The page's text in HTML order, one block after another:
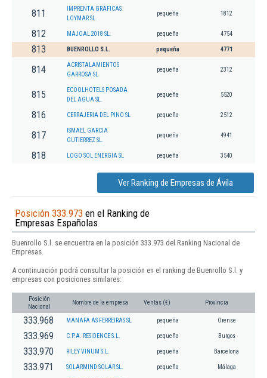
811
IMPRENTA GRAFICAS
LOYMAR SL.
pequeña 1812
812 MAJOAL 2018 SL. pequeña 4754
813 BUENROLLO S.L. pequeña 4771
814
ACRISTALAMIENTOS
GARROSA SL
pequeña 2312
815
ECOOLHOTELS POSADA
DEL AGUA SL.
pequeña 5520
816 CERRAJERIA DEL PINO SL pequeña 2512
817
ISMAEL GARCIA
GUTIERREZ SL.
pequeña 4941
818 LOGO SOL ENERGIA SL pequeña 3540
Ver Ranking de Empresas de Ávila
Posición 333.973 en el Ranking de
Empresas Españolas
Buenrollo S.l. se encuentra en la posición 333.973 del Ranking Nacional de
Empresas.
A continuación podrá consultar la posición en el ranking de Buenrollo S.l. y
empresas con posiciones similares:
Posición
Nacional
Nombre de la empresa Ventas (€) Provincia
333.968 MANAFA AS FERREIRAS SL pequeña Orense
333.969 C.P.A. RESIDENCE S.L. pequeña Burgos
333.970 RILEY VINUM S.L. pequeña Barcelona
333.971 SOLARMIND SOLAR SL. pequeña Málaga